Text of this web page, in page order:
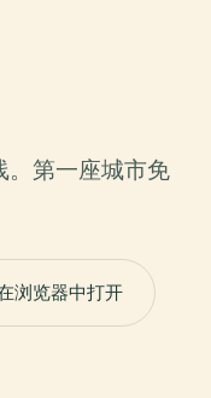
。第一座城市免
浏览器中打开